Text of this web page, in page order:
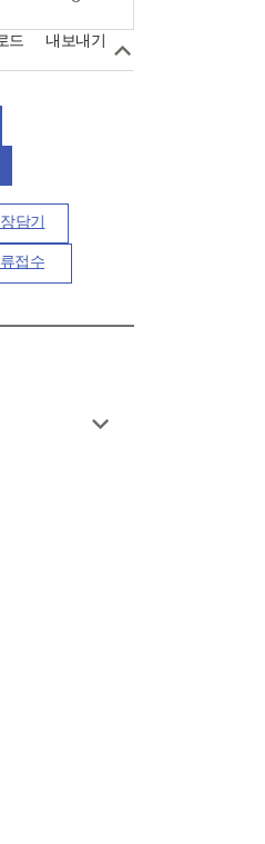
드 내보내기
담기
접수